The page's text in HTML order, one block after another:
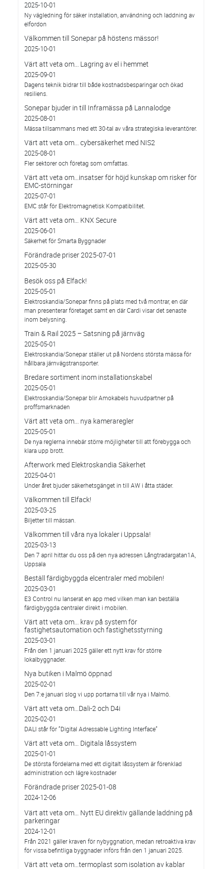
2025-10-01
Ny vägledning för säker installation, användning och laddning av
elfordon
Välkommen till Sonepar på höstens mässor!
2025-10-01
Värt att veta om... Lagring av el i hemmet
2025-09-01
Dagens teknik bidrar till både kostnadsbesparingar och ökad
resiliens.
Sonepar bjuder in till Inframässa på Lannalodge
2025-08-01
Mässa tillsammans med ett 30-tal av våra strategiska leverantörer.
Värt att veta om... cybersäkerhet med NIS2
2025-08-01
Fler sektorer och företag som omfattas.
Värt att veta om…insatser för höjd kunskap om risker för
EMC-störningar
2025-07-01
EMC står för Elektromagnetisk Kompatibilitet.
Värt att veta om… KNX Secure
2025-06-01
Säkerhet för Smarta Byggnader
Förändrade priser 2025-07-01
2025-05-30
Besök oss på Elfack!
2025-05-01
Elektroskandia/Sonepar finns på plats med två montrar, en där
man presenterar företaget samt en där Cardi visar det senaste
inom belysning.
Train & Rail 2025 – Satsning på järnväg
2025-05-01
Elektroskandia/Sonepar ställer ut på Nordens största mässa för
hållbara järnvägstransporter.
Bredare sortiment inom installationskabel
2025-05-01
Elektroskandia/Sonepar blir Amokabels huvudpartner på
proffsmarknaden
Värt att veta om... nya kameraregler
2025-05-01
De nya reglerna innebär större möjligheter till att förebygga och
klara upp brott.
Afterwork med Elektroskandia Säkerhet
2025-04-01
Under året bjuder säkerhetsgänget in till AW i åtta städer.
Välkommen till Elfack!
2025-03-25
Biljetter till mässan.
Välkommen till våra nya lokaler i Uppsala!
2025-03-13
Den 7 april hittar du oss på den nya adressen Långtradargatan1A,
Uppsala
Beställ färdigbyggda elcentraler med mobilen!
2025-03-01
E3 Control nu lanserat en app med vilken man kan beställa
färdigbyggda centraler direkt i mobilen.
Värt att veta om... krav på system för
fastighetsautomation och fastighetsstyrning
2025-03-01
Från den 1 januari 2025 gäller ett nytt krav för större
lokalbyggnader.
Nya butiken i Malmö öppnad
2025-02-01
Den 7:e januari slog vi upp portarna till vår nya i Malmö.
Värt att veta om…Dali-2 och D4i
2025-02-01
DALI står för ”Digital Adressable Lighting Interface”
Värt att veta om… Digitala låssystem
2025-01-01
De största fördelarna med ett digitalt låssystem är förenklad
administration och lägre kostnader
Förändrade priser 2025-01-08
2024-12-06
Värt att veta om… Nytt EU direktiv gällande laddning på
parkeringar
2024-12-01
Från 2021 gäller kraven för nybyggnation, medan retroaktiva krav
för vissa befintliga byggnader införs från den 1 januari 2025.
Värt att veta om…termoplast som isolation av kablar